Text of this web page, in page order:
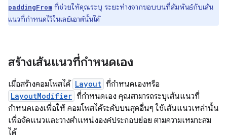
paddingFrom ที่ช่วยให้คุณระบุ ระยะห่างจากขอบบนที่สัมพันธ์กับเส้น
แนวที่กำหนดไว้ในเลย์เอาต์นั้นได้
สร้างเส้นแนวที่กำหนดเอง
เมื่อสร้างคอมโพสได้ Layout ที่กำหนดเองหรือ
LayoutModifier ที่กำหนดเอง คุณสามารถระบุเส้นแนวที่
กำหนดเองเพื่อให้ คอมโพสได้ระดับบนสุดอื่นๆ ใช้เส้นแนวเหล่านั้น
เพื่อจัดแนวและวางตำแหน่งองค์ประกอบย่อย ตามความเหมาะสม
ได้